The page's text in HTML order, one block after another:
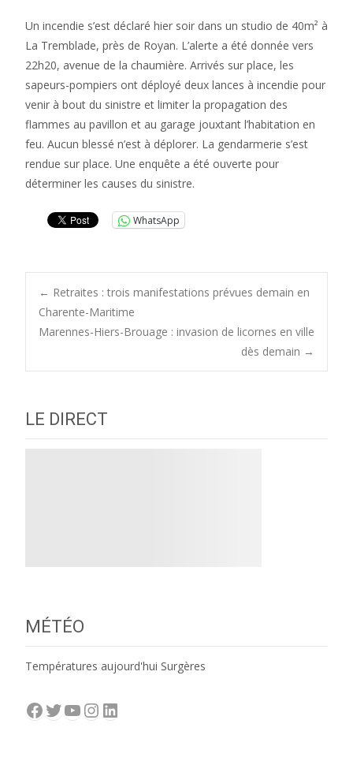
Un incendie s’est déclaré hier soir dans un studio de 40m² à
La Tremblade, près de Royan. L’alerte a été donnée vers
22h20, avenue de la chaumière. Arrivés sur place, les
sapeurs-pompiers ont déployé deux lances à incendie pour
venir à bout du sinistre et limiter la propagation des
flammes au pavillon et au garage jouxtant l’habitation en
feu. Aucun blessé n’est à déplorer. La gendarmerie s’est
rendue sur place. Une enquête a été ouverte pour
déterminer les causes du sinistre.
WhatsApp
Post
navigation
← Retraites : trois manifestations prévues demain en
Charente-Maritime
Marennes-Hiers-Brouage : invasion de licornes en ville
dès demain →
LE DIRECT
MÉTÉO
Températures aujourd'hui Surgères
Facebook
Twitter
YouTube
Instagram
LinkedIn